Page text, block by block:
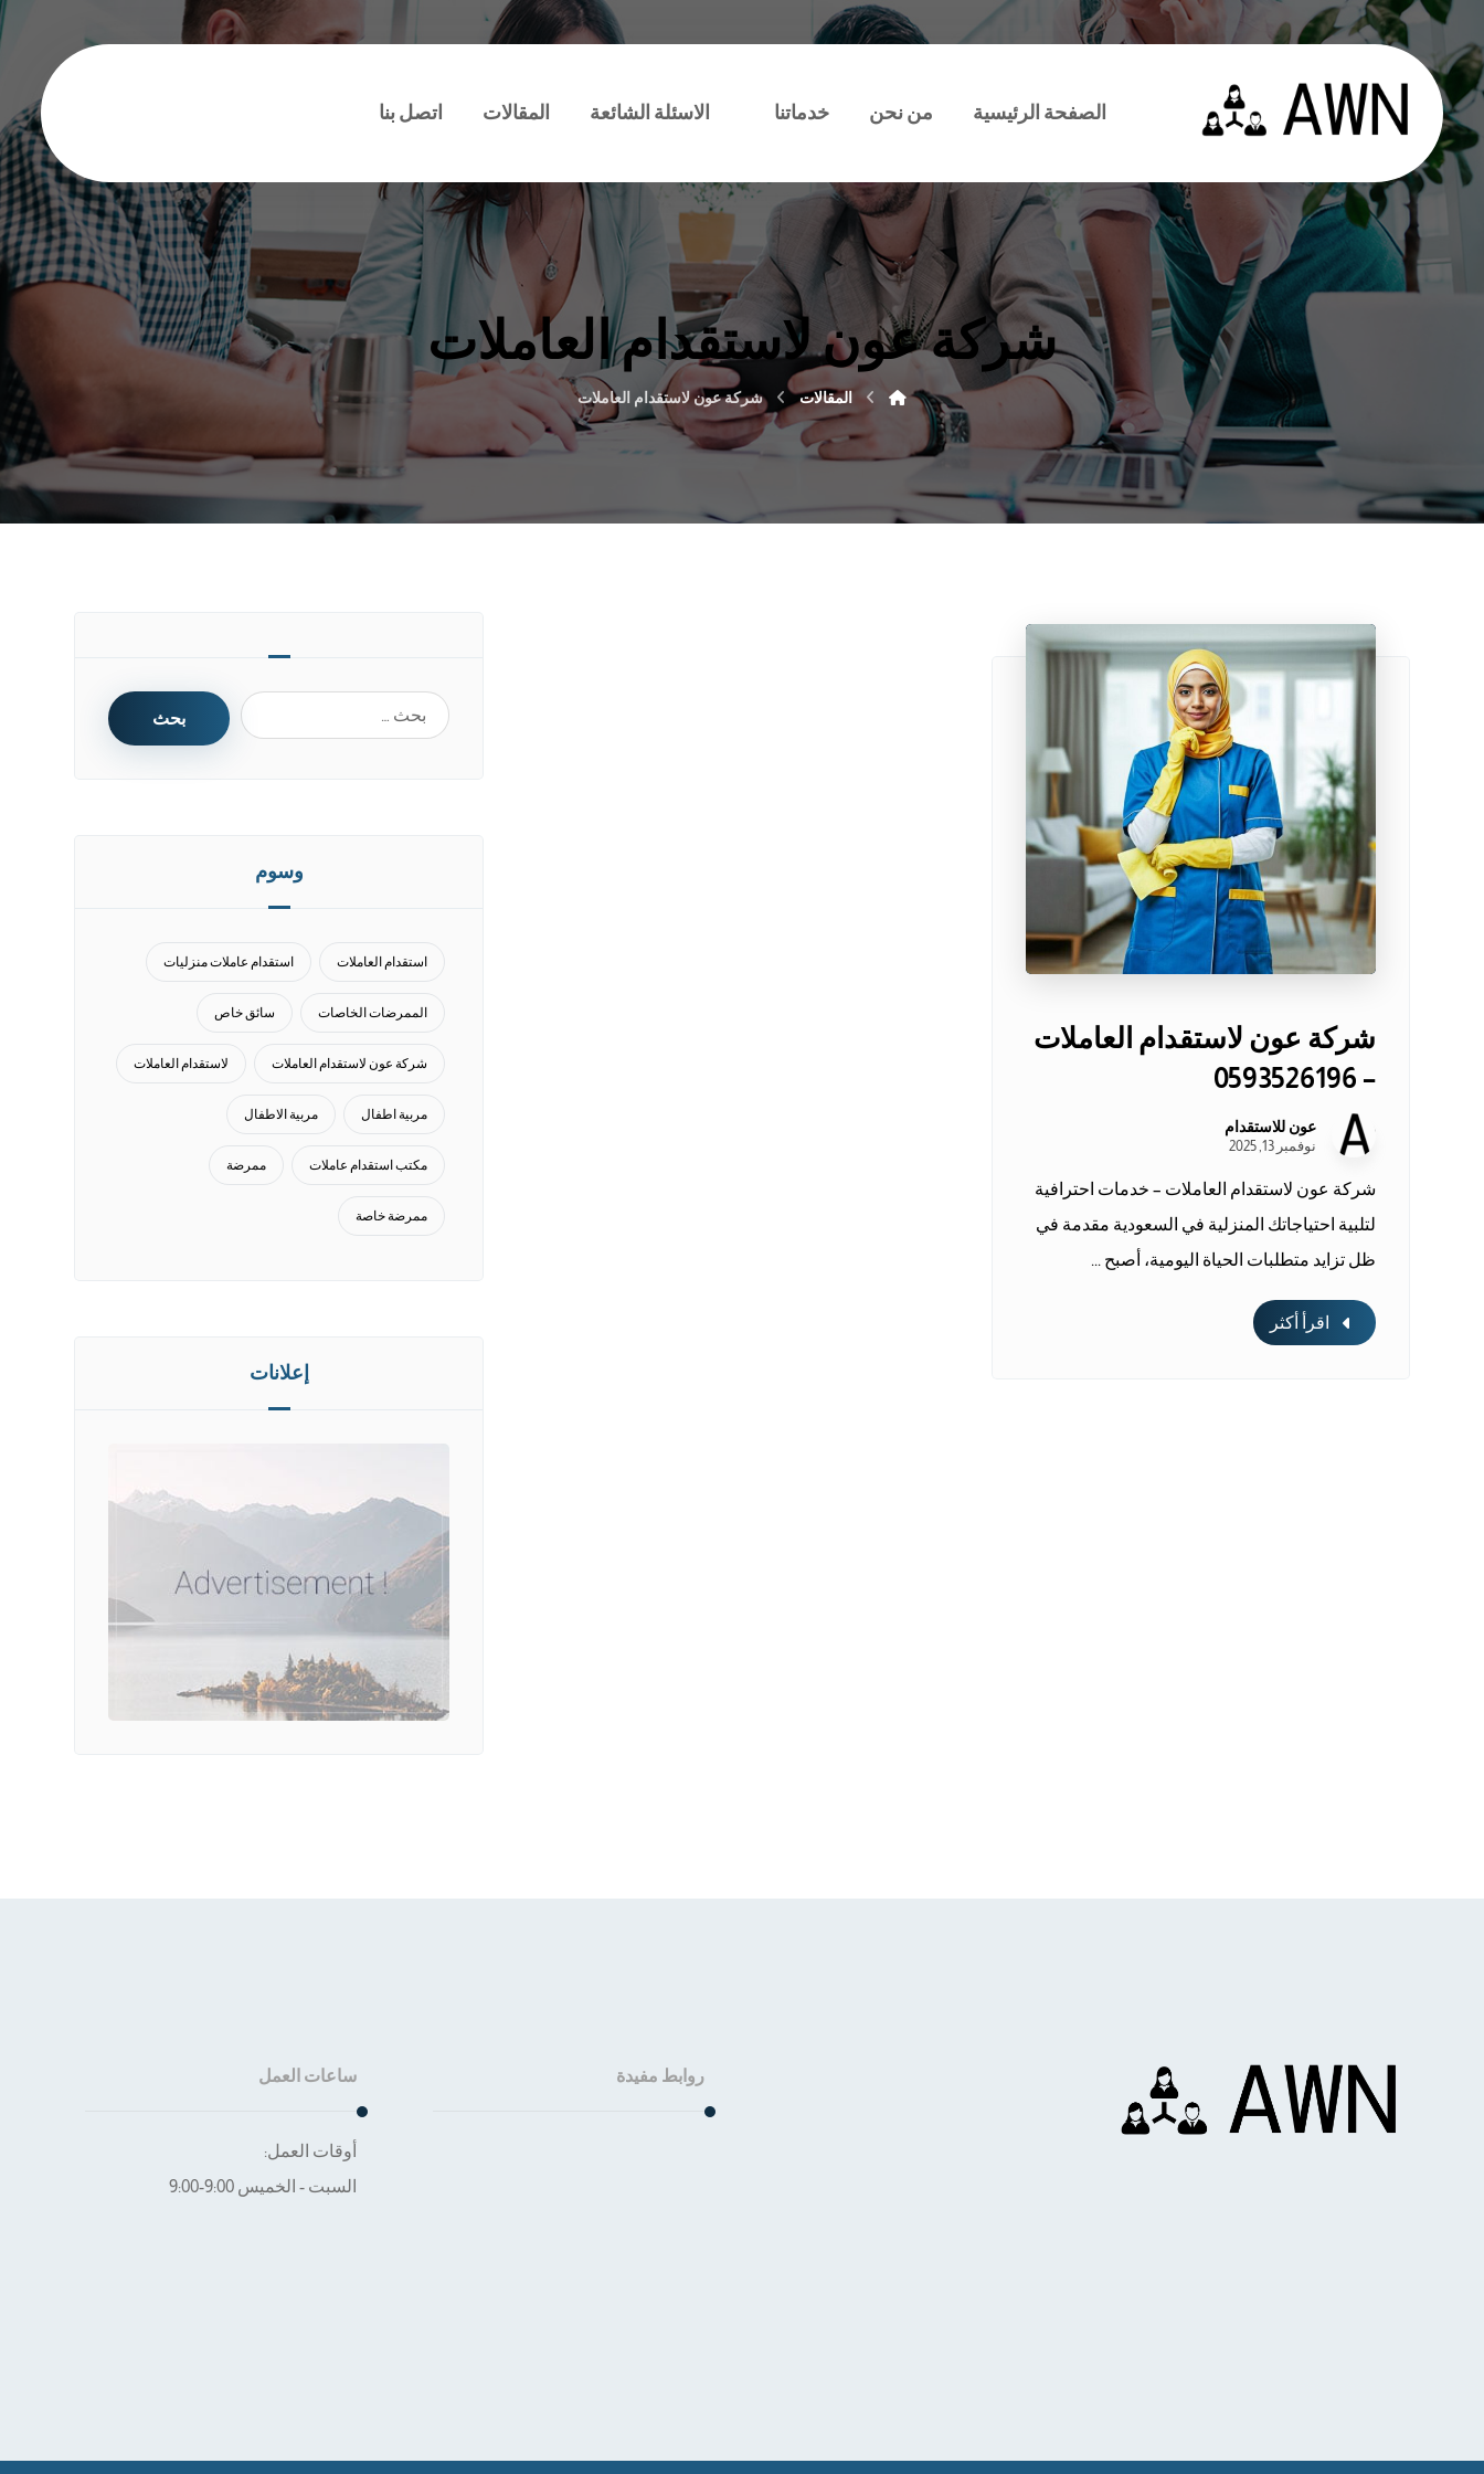
الصفحة الرئيسية من نحن خدماتنا الاسئلة الشائعة المقالات اتصل بنا
شركة عون لاستقدام العاملات
المقالات شركة عون لاستقدام العاملات
شركة عون لاستقدام العاملات
– 0593526196
عون للاستقدام
نوفمبر 13, 2025
شركة عون لاستقدام العاملات – خدمات احترافية
لتلبية احتياجاتك المنزلية في السعودية مقدمة في
ظل تزايد متطلبات الحياة اليومية، أصبح ...
اقرأ أكثر
وسوم
استقدام العاملات استقدام عاملات منزليات
الممرضات الخاصات سائق خاص
شركة عون لاستقدام العاملات لاستقدام العاملات
مربية اطفال مربية الاطفال
مكتب استقدام عاملات ممرضة
ممرضة خاصة
إعلانات
روابط مفيدة ساعات العمل
أوقات العمل:
السبت - الخميس 9:00-9:00